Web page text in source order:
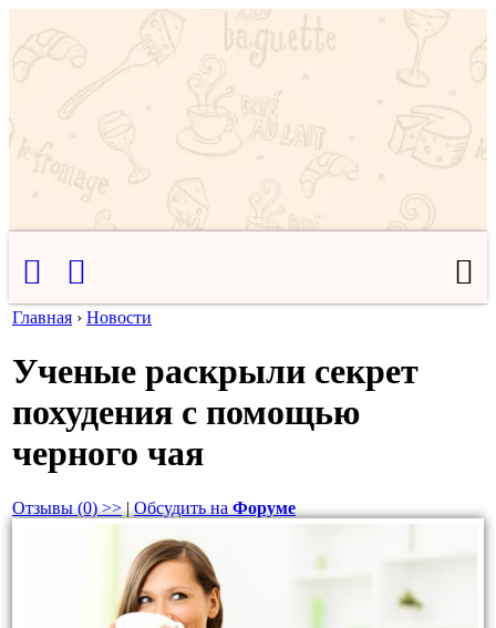
Главная › Новости
Ученые раскрыли секрет
похудения с помощью
черного чая
Отзывы (0) >> | Обсудить на Форуме